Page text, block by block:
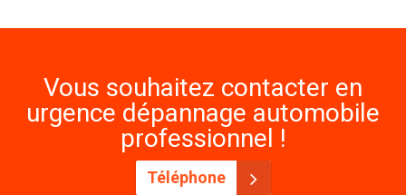
Vous souhaitez contacter en
urgence dépannage automobile
professionnel !
Téléphone